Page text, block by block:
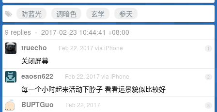
防蓝光
调暗色 玄学
参天
9 replies • 2017-02-23 10:44:41 +08:00
1
truecho Feb 22, 2017 via iPhone
关闭屏幕
2
eaosn622 Feb 22, 2017 via iPhone
每一个小时起来活动下脖子 看看远景貌似比较好
3
BUPTGuo Feb 22, 2017